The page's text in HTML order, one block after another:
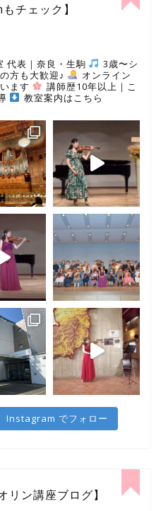
チェック】
代表｜奈良・生駒
3歳〜シ
方も大歓迎♪
オンライン
ます
講師歴10年以上｜こ
教室案内はこちら
Instagram でフォロー
リン講座ブログ】